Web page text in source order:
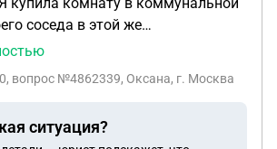
в этой же
. Всего нас
остальных собственников .
мою сделку - мою покупку второй
, вопрос №4862339, Оксана, г. Москва
ситуация?